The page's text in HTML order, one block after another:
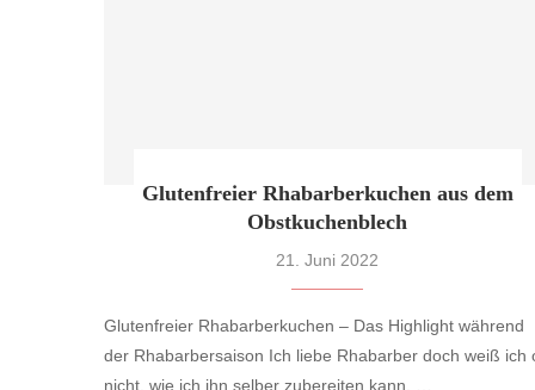
Glutenfreier Rhabarberkuchen aus dem
Obstkuchenblech
21. Juni 2022
Glutenfreier Rhabarberkuchen – Das Highlight während
der Rhabarbersaison Ich liebe Rhabarber doch weiß ich
nicht, wie ich ihn selber zubereiten kann. …